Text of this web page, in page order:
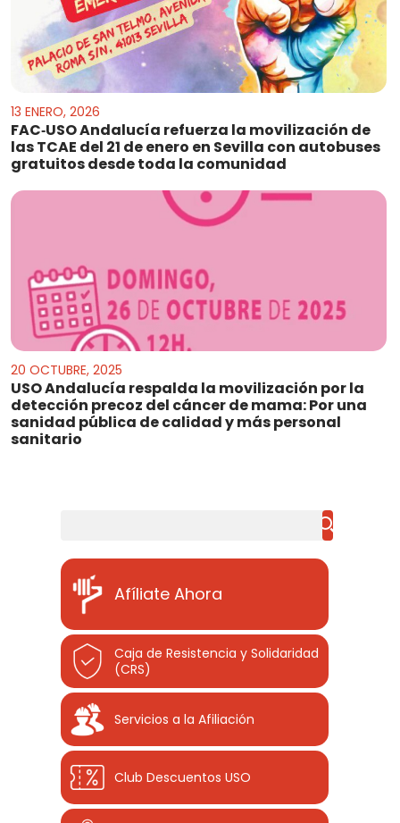
13 ENERO, 2026
FAC‑USO Andalucía refuerza la movilización de
las TCAE del 21 de enero en Sevilla con autobuses
gratuitos desde toda la comunidad
20 OCTUBRE, 2025
USO Andalucía respalda la movilización por la
detección precoz del cáncer de mama: Por una
sanidad pública de calidad y más personal
sanitario
Afíliate Ahora
Caja de Resistencia y Solidaridad
(CRS)
Servicios a la Afiliación
Club Descuentos USO